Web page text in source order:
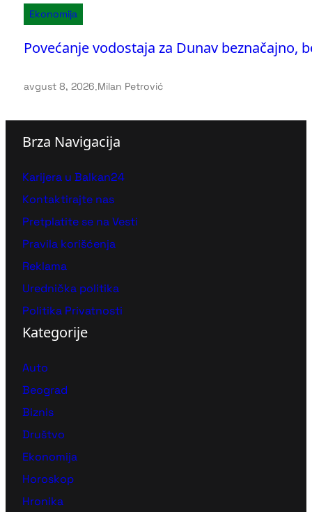
Ekonomija
Povećanje vodostaja za Dunav beznačajno,
avgust 8, 2026.Milan Petrović
Brza Navigacija
Karijera u Balkan24
Kontaktirajte nas
Pretplatite se na Vesti
Pravila korišćenja
Reklama
Urednička politika
Politika Privatnosti
Kategorije
Auto
Beograd
Biznis
Društvo
Ekonomija
Horoskop
Hronika